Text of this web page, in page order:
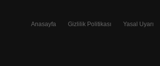
Anasayfa Gizlilik Politikası Yasal Uyarı